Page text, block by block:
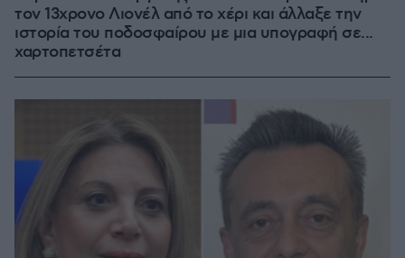
τον 13χρονο Λιονέλ από το χέρι και άλλαξε την
ιστορία του ποδοσφαίρου με μια υπογραφή σε...
χαρτοπετσέτα